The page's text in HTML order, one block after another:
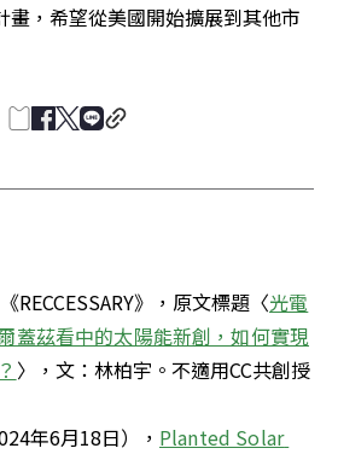
畫，希望從美國開始擴展到其他市
》，原文標題〈光電
蓋茲看中的太陽能新創，如何實現
〉，文：林柏宇。不適用CC共創授
年6月18日）， Planted Solar